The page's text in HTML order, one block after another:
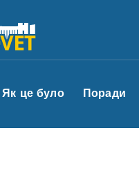
Як це було Поради